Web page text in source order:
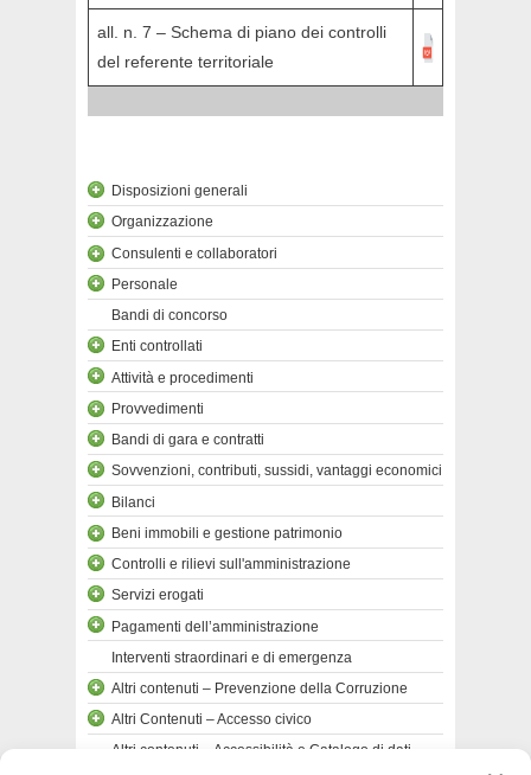
all. n. 7 – Schema di piano dei controlli
del referente territoriale
Disposizioni generali
Organizzazione
Consulenti e collaboratori
Personale
Bandi di concorso
Enti controllati
Attività e procedimenti
Provvedimenti
Bandi di gara e contratti
Sovvenzioni, contributi, sussidi, vantaggi economici
Bilanci
Beni immobili e gestione patrimonio
Controlli e rilievi sull'amministrazione
Servizi erogati
Pagamenti dell’amministrazione
Interventi straordinari e di emergenza
Altri contenuti – Prevenzione della Corruzione
Altri Contenuti – Accesso civico
Altri contenuti – Accessibilità e Catalogo di dati,